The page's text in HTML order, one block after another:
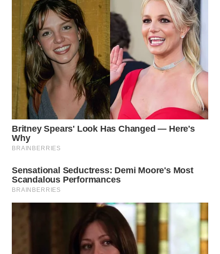
PAKPAK
WN
KARAWANG
WN
BEKASI
WN
BOGOR
WN
DEPOK
WN
TAPANULI